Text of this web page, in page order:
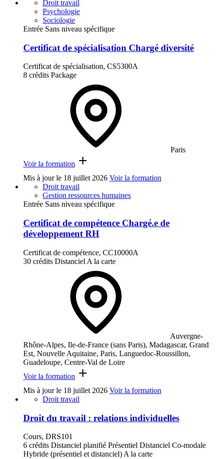
Droit travail
Psychologie
Sociologie
Entrée Sans niveau spécifique
Certificat de spécialisation Chargé diversité
Certificat de spécialisation, CS5300A
8 crédits Package
Paris
Voir la formation
Mis à jour le 18 juillet 2026 Voir la formation
Droit travail
Gestion ressources humaines
Entrée Sans niveau spécifique
Certificat de compétence Chargé.e de
développement RH
Certificat de compétence, CC10000A
30 crédits Distanciel A la carte
Auvergne-
Rhône-Alpes, Ile-de-France (sans Paris), Madagascar, Grand
Est, Nouvelle Aquitaine, Paris, Languedoc-Roussillon,
Guadeloupe, Centre-Val de Loire
Voir la formation
Mis à jour le 18 juillet 2026 Voir la formation
Droit travail
Droit du travail : relations individuelles
Cours, DRS101
6 crédits Distanciel planifié Présentiel Distanciel Co-modale
Hybride (présentiel et distanciel) A la carte